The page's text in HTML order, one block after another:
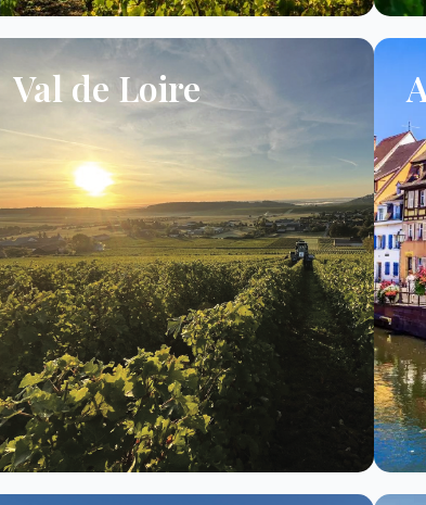
Val de Loire